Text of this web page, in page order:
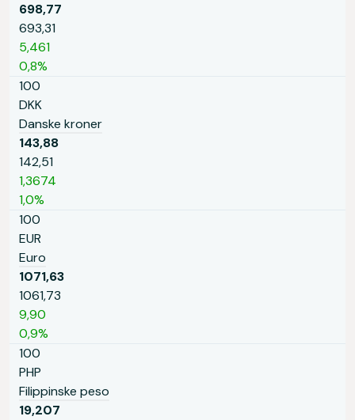
698,77
693,31
5,461
0,8%
100
DKK
Danske kroner
143,88
142,51
1,3674
1,0%
100
EUR
Euro
1071,63
1061,73
9,90
0,9%
100
PHP
Filippinske peso
19,207